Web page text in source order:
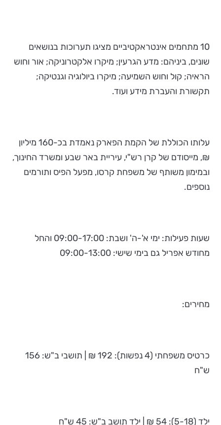
10 מתחמים אינטראקטיביים מציגו תערוכות בנושאים
שונים, ביניהם: מדע הגרעין; מיקרו אלקטרוניקה; אור וחוש
הראיה; קול וחוש השמיעה; מיקרו ביולוגיה וגנטיקה;
תקשורת והעברת מידע ועוד.
עלותו הכוללת של הקמת הפארק נאמדת בכ-160 מיליון
₪, מייסודם של קרן רש"י, עיריית באר שבע ומשרד החינוך,
ובמימון משותף של משפחת קרסו, מפעל הפיס ותורמים
נוספים.
שעות פעילות: ימי א'-ה' ושבת: 09:00-17:00 והחל
מחודש אפריל גם בימי שישי: 09:00-13:00
מחירים:
כרטיס משפחתי (4 נפשות): 192 ₪ | תושבי ב"ש: 156
ש"ח
ילד (5-18): 54 ₪ | ילד תושב ב"ש: 45 ש"ח